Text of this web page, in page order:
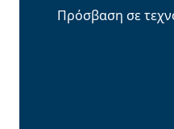
Πρόσβαση σε